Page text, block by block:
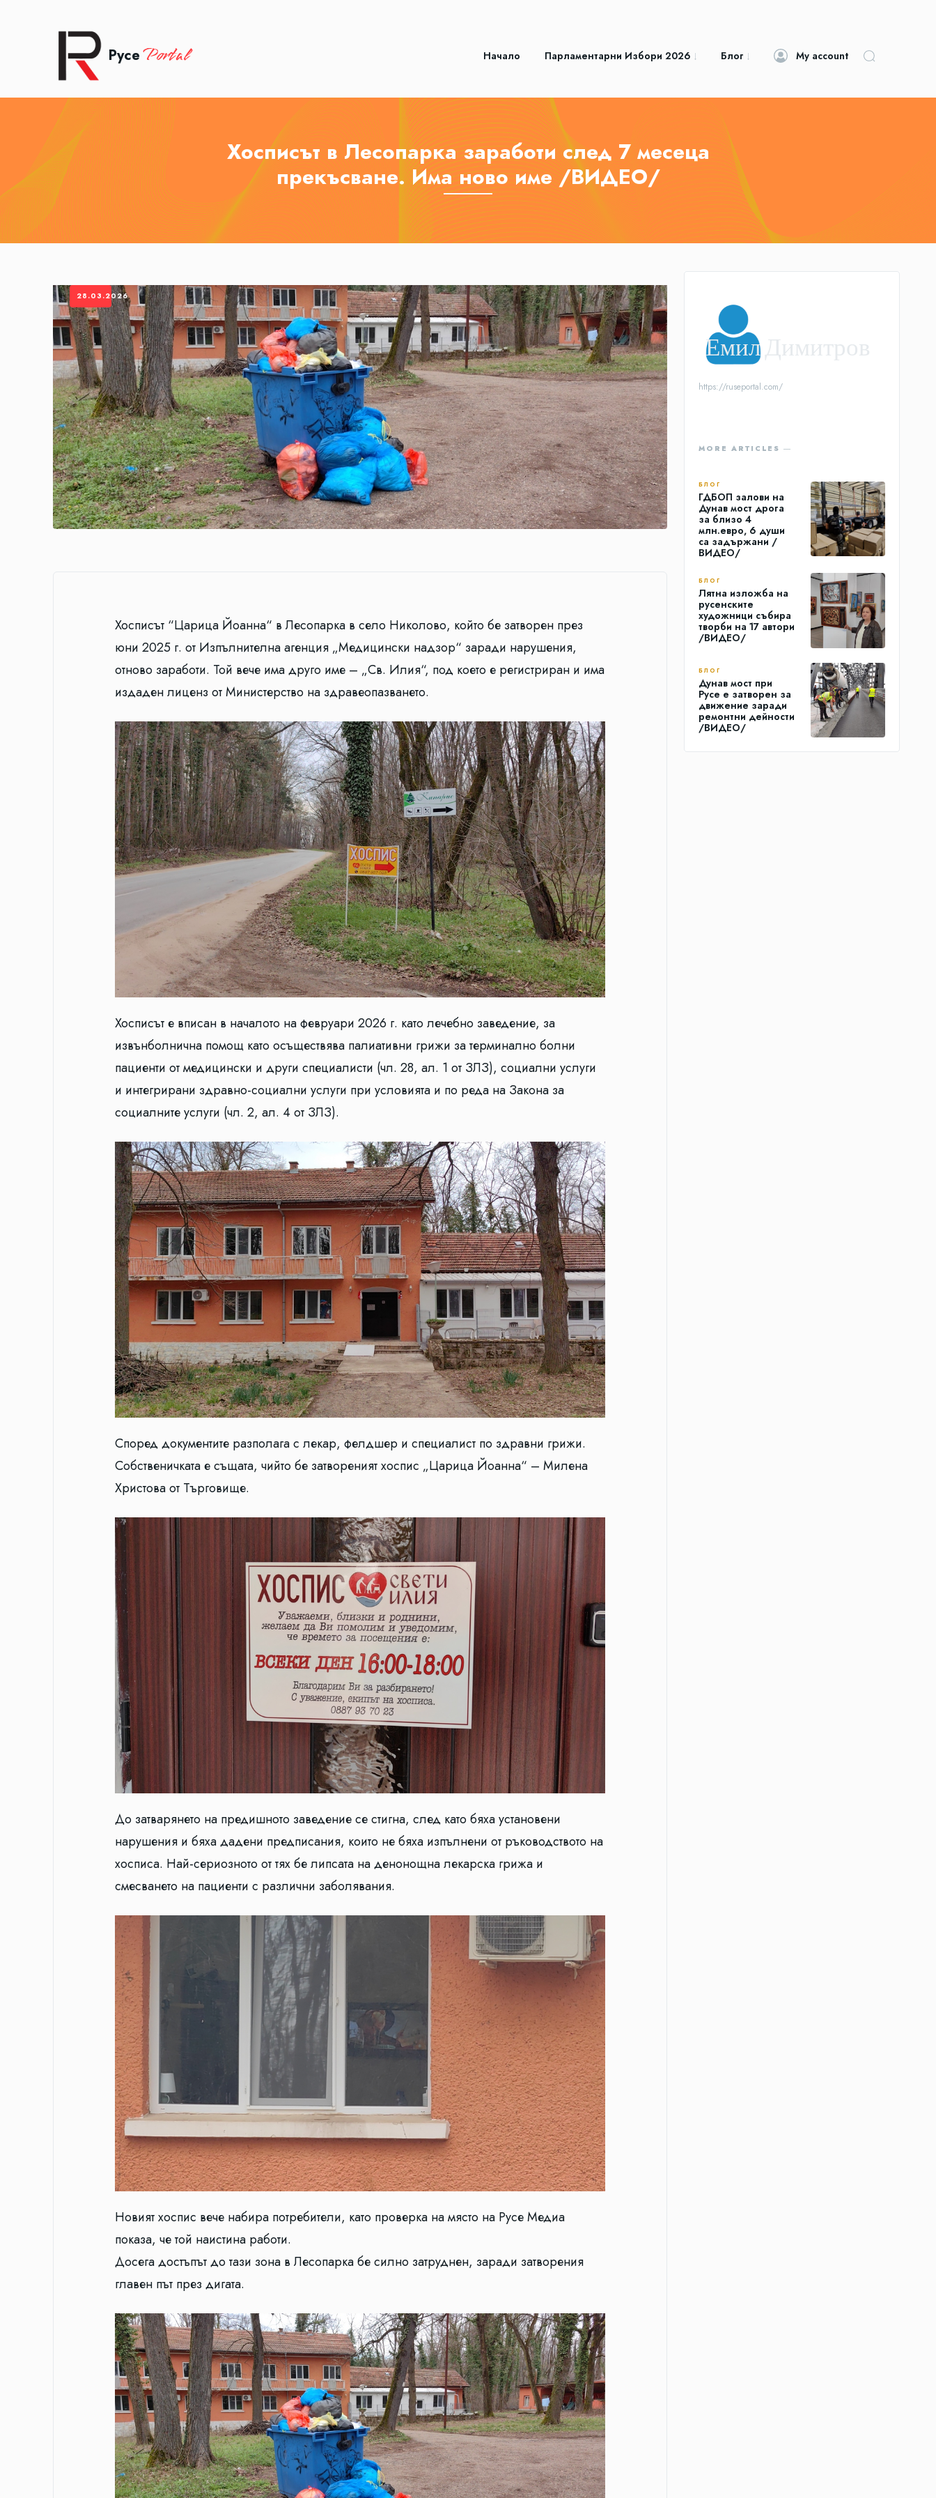
Русе Portal Начало Парламентарни Избори 2026 Блог My account
Хосписът в Лесопарка заработи след 7 месеца
прекъсване. Има ново име /ВИДЕО/
Хосписът “Царица Йоанна“ в Лесопарка в село Николово, който бе затворен през
юни 2025 г. от Изпълнителна агенция „Медицински надзор“ заради нарушения,
отново заработи. Той вече има друго име – „Св. Илия“, под което е регистриран и има
издаден лиценз от Министерство на здравеопазването.
Хосписът е вписан в началото на февруари 2026 г. като лечебно заведение, за
извънболнична помощ като осъществява палиативни грижи за терминално болни
пациенти от медицински и други специалисти (чл. 28, ал. 1 от ЗЛЗ), социални услуги
и интегрирани здравно-социални услуги при условията и по реда на Закона за
социалните услуги (чл. 2, ал. 4 от ЗЛЗ).
Според документите разполага с лекар, фелдшер и специалист по здравни грижи.
Собственичката е същата, чийто бе затвореният хоспис „Царица Йоанна“ – Милена
Христова от Търговище.
До затварянето на предишното заведение се стигна, след като бяха установени
нарушения и бяха дадени предписания, които не бяха изпълнени от ръководството на
хосписа. Най-сериозното от тях бе липсата на денонощна лекарска грижа и
смесването на пациенти с различни заболявания.
Новият хоспис вече набира потребители, като проверка на място на Русе Медиа
показа, че той наистина работи.
Досега достъпът до тази зона в Лесопарка бе силно затруднен, заради затворения
главен път през дигата.
28.03.2026
Емил Димитров
https://ruseportal.com/
MORE ARTICLES ―
БЛОГ
ГДБОП залови на
Дунав мост дрога
за близо 4
млн.евро, 6 души
са задържани /
ВИДЕО/
БЛОГ
Лятна изложба на
русенските
художници събира
творби на 17 автори
/ВИДЕО/
БЛОГ
Дунав мост при
Русе е затворен за
движение заради
ремонтни дейности
/ВИДЕО/